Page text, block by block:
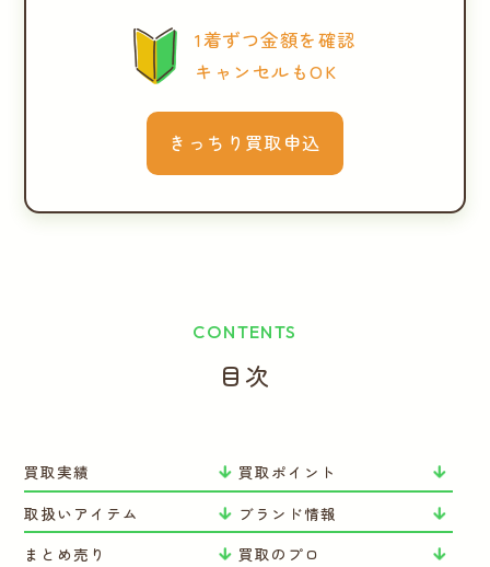
1着ずつ金額を確認
キャンセルもOK
きっちり買取申込
CONTENTS
目次
買取実績
買取ポイント
取扱いアイテム
ブランド情報
まとめ売り
買取のプロ